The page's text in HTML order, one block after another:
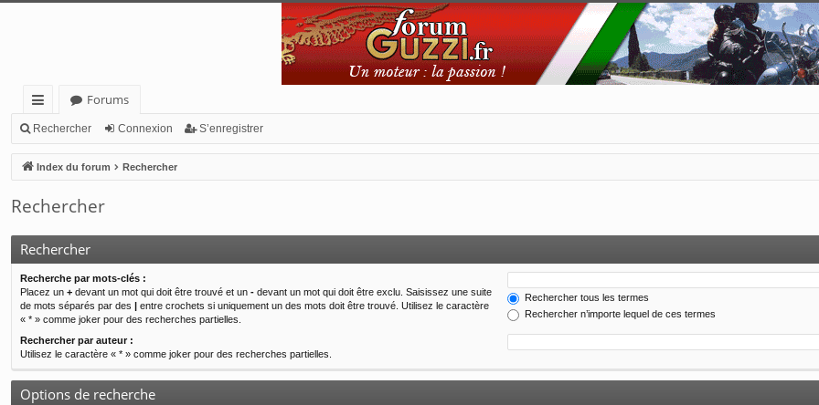
cc
ès
ra
pi
de
Forums
Rechercher Connexion S’enregistrer
Index du forum Rechercher
Rechercher
Rechercher
Recherche par mots-clés :
Placez un + devant un mot qui doit être trouvé et un - devant un mot qui doit être exclu. Saisissez une suite
de mots séparés par des | entre crochets si uniquement un des mots doit être trouvé. Utilisez le caractère
« * » comme joker pour des recherches partielles.
Rechercher tous les termes
Rechercher n’importe lequel de ces termes
Rechercher par auteur :
Utilisez le caractère « * » comme joker pour des recherches partielles.
Options de recherche